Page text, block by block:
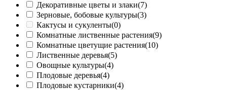
Декоративные цветы и злаки(7)
Зерновые, бобовые культуры(3)
Кактусы и сукуленты(0)
Комнатные лиственные растения(9)
Комнатные цветущие растения(10)
Лиственные деревья(5)
Овощные культуры(4)
Плодовые деревья(4)
Плодовые кустарники(4)